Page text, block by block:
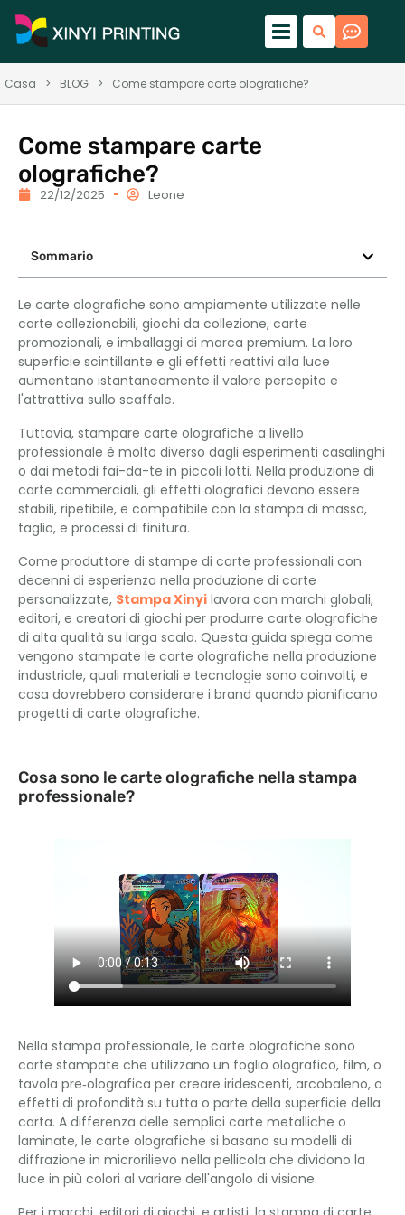
Casa > BLOG > Come stampare carte olografiche?
Come stampare carte
olografiche?
22/12/2025 Leone
Sommario
Le carte olografiche sono ampiamente utilizzate nelle
carte collezionabili, giochi da collezione, carte
promozionali, e imballaggi di marca premium. La loro
superficie scintillante e gli effetti reattivi alla luce
aumentano istantaneamente il valore percepito e
l'attrattiva sullo scaffale.
Tuttavia, stampare carte olografiche a livello
professionale è molto diverso dagli esperimenti casalinghi
o dai metodi fai-da-te in piccoli lotti. Nella produzione di
carte commerciali, gli effetti olografici devono essere
stabili, ripetibile, e compatibile con la stampa di massa,
taglio, e processi di finitura.
Come produttore di stampe di carte professionali con
decenni di esperienza nella produzione di carte
personalizzate, Stampa Xinyi lavora con marchi globali,
editori, e creatori di giochi per produrre carte olografiche
di alta qualità su larga scala. Questa guida spiega come
vengono stampate le carte olografiche nella produzione
industriale, quali materiali e tecnologie sono coinvolti, e
cosa dovrebbero considerare i brand quando pianificano
progetti di carte olografiche.
Cosa sono le carte olografiche nella stampa
professionale?
Nella stampa professionale, le carte olografiche sono
carte stampate che utilizzano un foglio olografico, film, o
tavola pre‑olografica per creare iridescenti, arcobaleno, o
effetti di profondità su tutta o parte della superficie della
carta. A differenza delle semplici carte metalliche o
laminate, le carte olografiche si basano su modelli di
diffrazione in microrilievo nella pellicola che dividono la
luce in più colori al variare dell'angolo di visione.